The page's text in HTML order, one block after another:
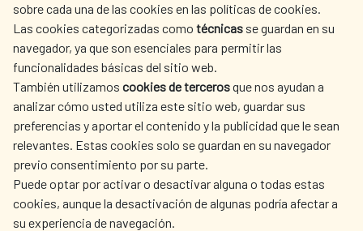
sobre cada una de las cookies en las políticas de cookies.
Las cookies categorizadas como técnicas se guardan en su
navegador, ya que son esenciales para permitir las
funcionalidades básicas del sitio web.
También utilizamos cookies de tercerosque nos ayudan a
analizar cómo usted utiliza este sitio web, guardar sus
preferencias y aportar el contenido y la publicidad que le sean
relevantes. Estas cookies solo se guardan en su navegador
previo consentimiento por su parte.
Puede optar por activar o desactivar alguna o todas estas
cookies, aunque la desactivación de algunas podría afectar a
su experiencia de navegación.
AECID
WHERE DO WE COOPERATE?
SPANISH HUMANITARIAN
ACTION
PRESS ROOM
CULTURE AND SCIENCE LIBRARY
OUR SOCIAL MEDIA